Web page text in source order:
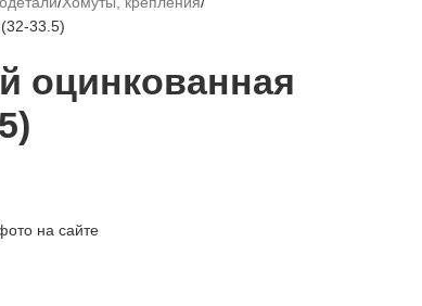
33.5)
оцинкованная
на сайте